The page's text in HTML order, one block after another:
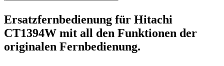
Ersatzfernbedienung für Hitachi
CT1394W mit all den Funktionen der
originalen Fernbedienung.